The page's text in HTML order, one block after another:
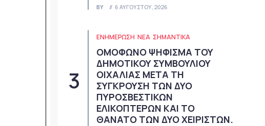
BY 6 ΑΥΓΟΎΣΤΟΥ, 2026
ΕΝΗΜΕΡΩΣΗ ΝΈΑ ΣΗΜΑΝΤΙΚΆ
ΟΜΟΦΩΝΟ ΨΗΦΙΣΜΑ ΤΟΥ
ΔΗΜΟΤΙΚΟΥ ΣΥΜΒΟΥΛΙΟΥ
ΟΙΧΑΛΙΑΣ ΜΕΤΑ ΤΗ
ΣΥΓΚΡΟΥΣΗ ΤΩΝ ΔΥΟ
ΠΥΡΟΣΒΕΣΤΙΚΩΝ
ΕΛΙΚΟΠΤΕΡΩΝ ΚΑΙ ΤΟ
ΘΑΝΑΤΟ ΤΩΝ ΔΥΟ ΧΕΙΡΙΣΤΩΝ.